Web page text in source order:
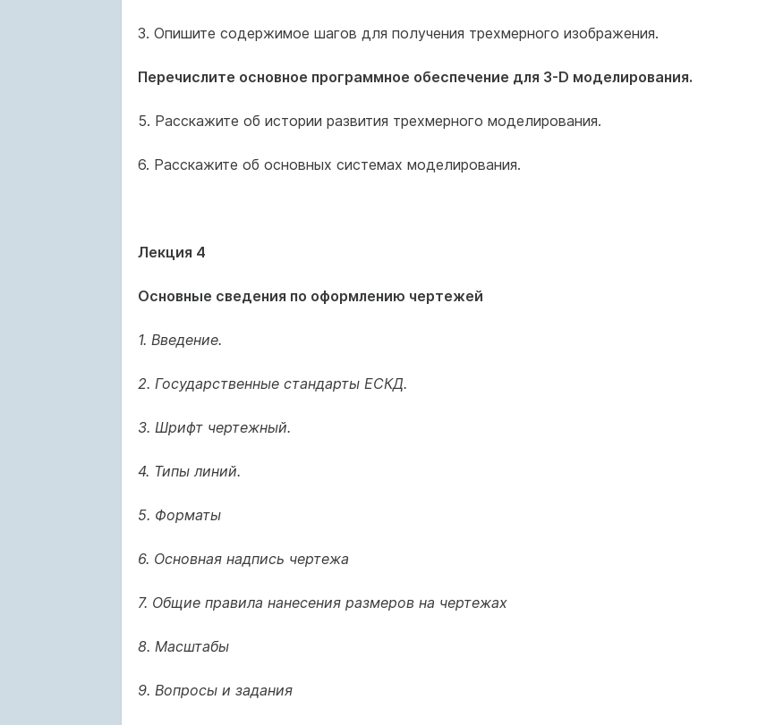
3. Опишите содержимое шагов для получения трехмерного изображения.
Перечислите основное программное обеспечение для 3-D моделирования.
5. Расскажите об истории развития трехмерного моделирования.
6. Расскажите об основных системах моделирования.
Лекция 4
Основные сведения по оформлению чертежей
1. Введение.
2. Государственные стандарты ЕСКД.
3. Шрифт чертежный.
4. Типы линий.
5. Форматы
6. Основная надпись чертежа
7. Общие правила нанесения размеров на чертежах
8. Масштабы
9. Вопросы и задания